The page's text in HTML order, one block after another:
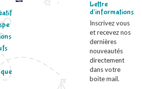
Lettre
d'informations
Inscrivez vous
et recevez nos
dernières
nouveautés
directement
dans votre
boite mail.